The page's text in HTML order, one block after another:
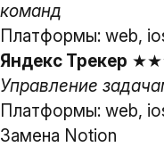
команд
Платформы: web,
Яндекс Трекер
Управление
Платформы: web,
Замена Notion